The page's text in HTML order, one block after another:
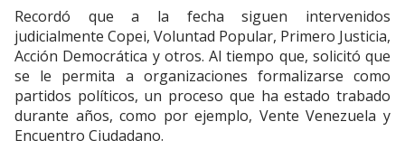
Recordó que a la fecha siguen intervenidos
judicialmente Copei, Voluntad Popular, Primero Justicia,
Acción Democrática y otros. Al tiempo que, solicitó que
se le permita a organizaciones formalizarse como
partidos políticos, un proceso que ha estado trabado
durante años, como por ejemplo, Vente Venezuela y
Encuentro Ciudadano.